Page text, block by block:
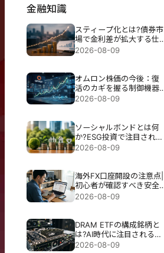
金融知識
スティープ化とは?債券市
場で金利差が拡大する仕
組みと投資への影響を解
2026-08-09
オムロン株価の今後：復
活のカギを握る制御機器
事業と収益改善の行方
2026-08-09
ソーシャルボンドとは何
か?ESG投資で注目される
社会貢献型債券の特徴を
2026-08-09
海外FX口座開設の注意点|
初心者が確認すべき安全
な業者選びとリスク管理
2026-08-09
DRAM ETFの構成銘柄と
は?AI時代に注目されるメ
モリー半導体投資を初心
2026-08-09